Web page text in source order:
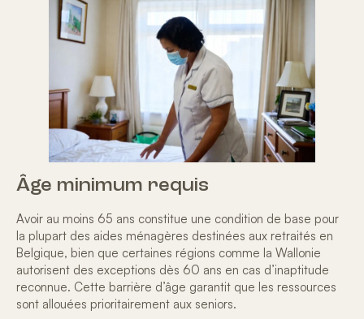
Âge minimum requis
Avoir au moins 65 ans constitue une condition de base pour
la plupart des aides ménagères destinées aux retraités en
Belgique, bien que certaines régions comme la Wallonie
autorisent des exceptions dès 60 ans en cas d’inaptitude
reconnue. Cette barrière d’âge garantit que les ressources
sont allouées prioritairement aux seniors.